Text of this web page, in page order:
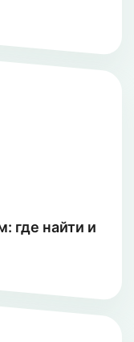
где найти и